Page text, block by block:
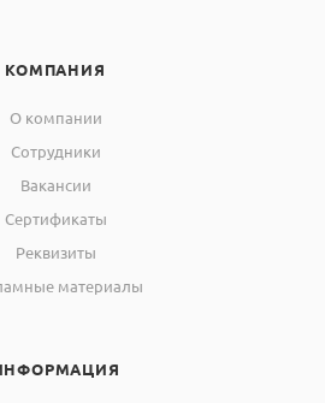
КОМПАНИЯ
О компании
Сотрудники
Вакансии
Сертификаты
Реквизиты
материалы